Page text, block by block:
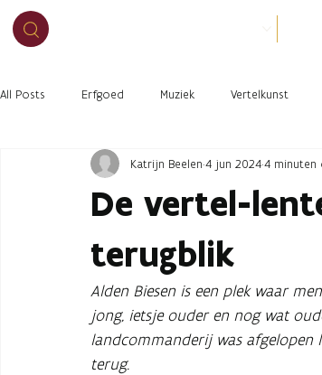
All Posts Erfgoed Muziek Vertelkunst
De vertel-
terugblik
Katrijn Beelen 4 jun 20244 minuten
Alden Biesen is een plek waar
jong, ietsje ouder en nog wat
landcommanderij was afgelopen
terug.